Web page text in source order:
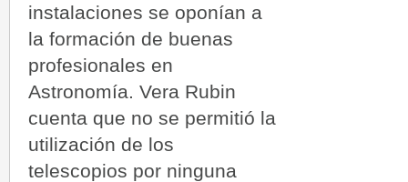
instalaciones se oponían a
la formación de buenas
profesionales en
Astronomía. Vera Rubin
cuenta que no se permitió la
utilización de los
telescopios por ninguna